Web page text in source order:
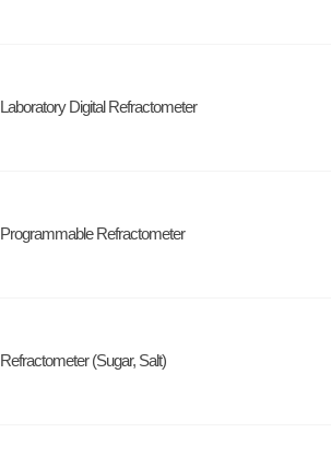
Laboratory Digital Refractometer
Programmable Refractometer
Refractometer (Sugar, Salt)